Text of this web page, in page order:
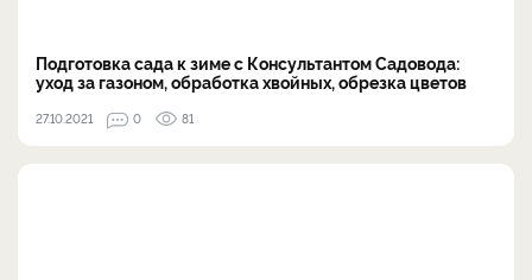
Подготовка сада к зиме с Консультантом Садовода:
уход за газоном, обработка хвойных, обрезка цветов
27.10.2021 0 81